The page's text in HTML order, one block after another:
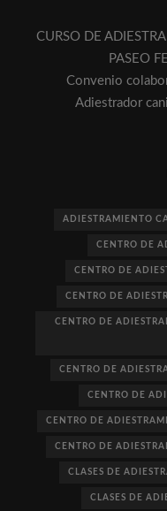
CURSO DE
PASEO
Convenio
Adiestrador
ADIESTRAMIENTO
CENTRO DE
CENTRO DE
CENTRO DE
CENTRO DE
CENTRO DE
CENTRO DE
CENTRO DE
CENTRO DE
CLASES DE
CLASES DE